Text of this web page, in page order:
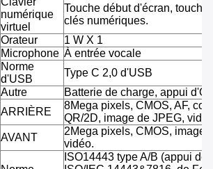
numérique
virtuel
Touche début d'écran, touche
clés numériques.
Orateur
1 W X 1
Microphone À entrée vocale
Norme
d'USB
Type C 2,0 d'USB
Autre
Batterie de charge, appui
ARRIÈRE
8Mega pixels, CMOS, AF,
QR/2D, image de JPEG,
AVANT
2Mega pixels, CMOS, image
vidéo.
ISO14443 type A/B (appui de